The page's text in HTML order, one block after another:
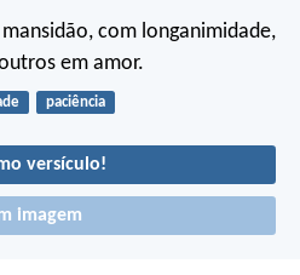
com longanimidade,
em amor.
paciência
versículo!
imagem